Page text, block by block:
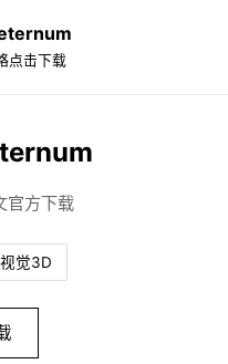
点击下载
官方下载
视觉3D